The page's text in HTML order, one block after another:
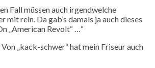
Fall müssen auch irgendwelche
rein. Da gab’s damals ja auch dieses
„American Revolt“ …“
„kack-schwer“ hat mein Friseur auch